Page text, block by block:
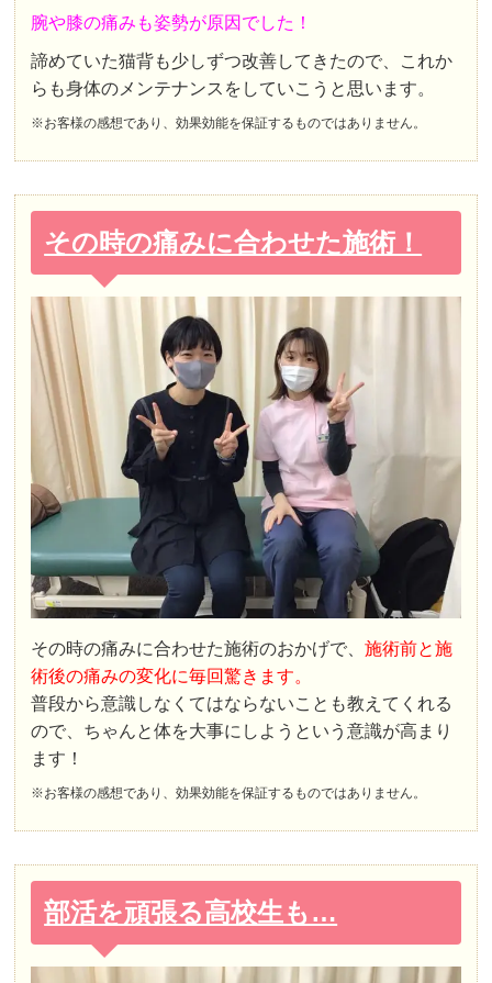
腕や膝の痛みも姿勢が原因でした！
諦めていた猫背も少しずつ改善してきたので、これか
らも身体のメンテナンスをしていこうと思います。
※お客様の感想であり、効果効能を保証するものではありません。
その時の痛みに合わせた施術！
その時の痛みに合わせた施術のおかげで、施術前と施
術後の痛みの変化に毎回驚きます。
普段から意識しなくてはならないことも教えてくれる
ので、ちゃんと体を大事にしようという意識が高まり
ます！
※お客様の感想であり、効果効能を保証するものではありません。
部活を頑張る高校生も…